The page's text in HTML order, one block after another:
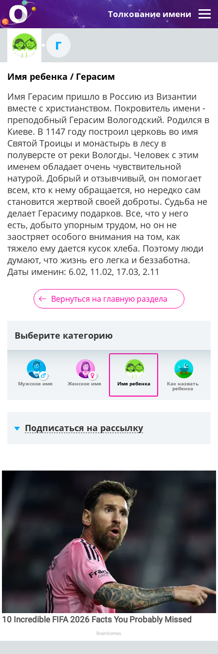
Толкование имени
Г
Имя ребенка / Герасим
Имя Герасим пришло в Россию из Византии
вместе с христианством. Покровитель имени -
преподобный Герасим Вологодский. Родился в
Киеве. В 1147 году построил церковь во имя
Святой Троицы и монастырь в лесу в
полуверсте от реки Вологды. Человек с этим
именем обладает очень чувствительной
натурой. Добрый и отзывчивый, он помогает
всем, кто к нему обращается, но нередко сам
становится жертвой своей доброты. Судьба не
делает Герасиму подарков. Все, что у него
есть, добыто упорным трудом, но он не
заостряет особого внимания на том, как
тяжело ему дается кусок хлеба. Поэтому люди
думают, что жизнь его легка и беззаботна.
Даты именин: 6.02, 11.02, 17.03, 2.11
Вернуться на главную раздела
Выберите категорию
Мужское имя Женское имя Имя ребенка Как назвать
ребенка
Подписаться на рассылку
10 Incredible FIFA 2026 Facts You Probably Missed
Brainberries